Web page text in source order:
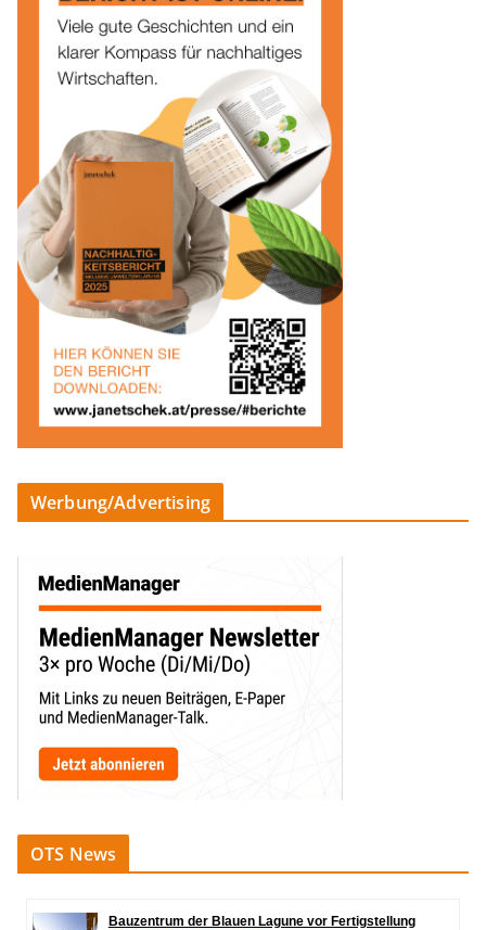
Werbung/Advertising
OTS News